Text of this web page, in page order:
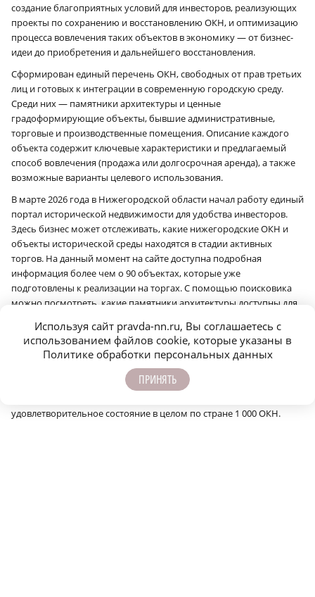
создание благоприятных условий для инвесторов, реализующих
проекты по сохранению и восстановлению ОКН, и оптимизацию
процесса вовлечения таких объектов в экономику — от бизнес-
идеи до приобретения и дальнейшего восстановления.
Сформирован единый перечень ОКН, свободных от прав третьих
лиц и готовых к интеграции в современную городскую среду.
Среди них — памятники архитектуры и ценные
градоформирующие объекты, бывшие административные,
торговые и производственные помещения. Описание каждого
объекта содержит ключевые характеристики и предлагаемый
способ вовлечения (продажа или долгосрочная аренда), а также
возможные варианты целевого использования.
В марте 2026 года в Нижегородской области начал работу единый
портал исторической недвижимости для удобства инвесторов.
Здесь бизнес может отслеживать, какие нижегородские ОКН и
объекты исторической среды находятся в стадии активных
торгов. На данный момент на сайте доступна подробная
информация более чем о 90 объектах, которые уже
подготовлены к реализации на торгах. С помощью поисковика
можно посмотреть, какие памятники архитектуры доступны для
Нижегородская область также является пилотным регионом по
реализации проекта вовлечения ОКН в хозяйственный оборот,
реализуемого совместно с Министерством культуры России и АО
«ДОМ.РФ» в рамках исполнения поручения президента
удовлетворительное состояние в целом по стране 1 000 ОКН.
Используя сайт pravda-nn.ru, Вы соглашаетесь с
использованием файлов cookie, которые указаны в
Политике обработки персональных данных
ПРИНЯТЬ